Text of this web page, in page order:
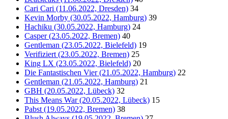
Cari Cari (11.06.2022, Dresden) 34
Kevin Morby (30.05.2022, Hamburg) 39
Hachiku (30.05.2022, Hamburg) 24
Casper (23.05.2022, Bremen) 40
Gentleman (23.05.2022, Bielefeld) 19
Verifiziert (23.05.2022, Bremen) 25
King LX (23.05.2022, Bielefeld) 20
Die Fantastischen Vier (21.05.2022, Hamburg) 22
Gentleman (21.05.2022, Hamburg) 21
GBH (20.05.2022, Lübeck) 32
This Means War (20.05.2022, Lübeck) 15
Pabst (19.05.2022, Bremen) 38